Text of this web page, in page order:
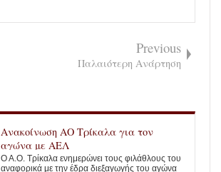
Previous
Παλαιότερη Ανάρτηση
Ανακοίνωση ΑΟ Τρίκαλα για τον
αγώνα με ΑΕΛ
Ο Α.Ο. Τρίκαλα ενημερώνει τους φιλάθλους του
αναφορικά με την έδρα διεξαγωγής του αγώνα